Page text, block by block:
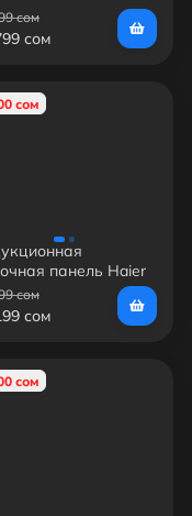
сом
сом
сом
панель Haier
Y64FFVB1
сом
сом
сом